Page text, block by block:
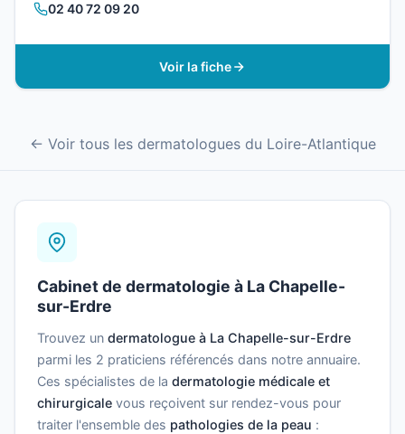
02 40 72 09 20
Voir la fiche
← Voir tous les dermatologues du Loire-Atlantique
Cabinet de dermatologie à La Chapelle-
sur-Erdre
Trouvez un dermatologue à La Chapelle-sur-Erdre
parmi les 2 praticiens référencés dans notre annuaire.
Ces spécialistes de la dermatologie médicale et
chirurgicale vous reçoivent sur rendez-vous pour
traiter l'ensemble des pathologies de la peau :